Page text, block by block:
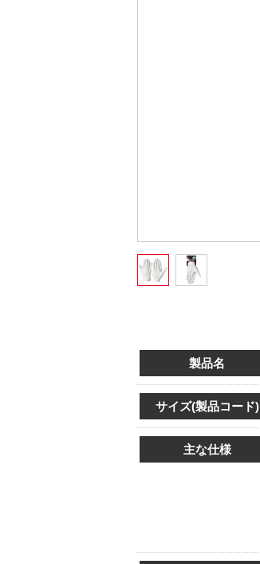
製品名
サイズ(製品コード)
主な仕様